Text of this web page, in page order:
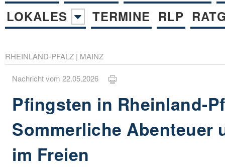
LOKALES
TERMINE RLP
RHEINLAND-PFALZ | MAINZ
Nachricht vom 22.05.2026
Pfingsten in Rheinland-
Sommerliche Abenteuer
im Freien